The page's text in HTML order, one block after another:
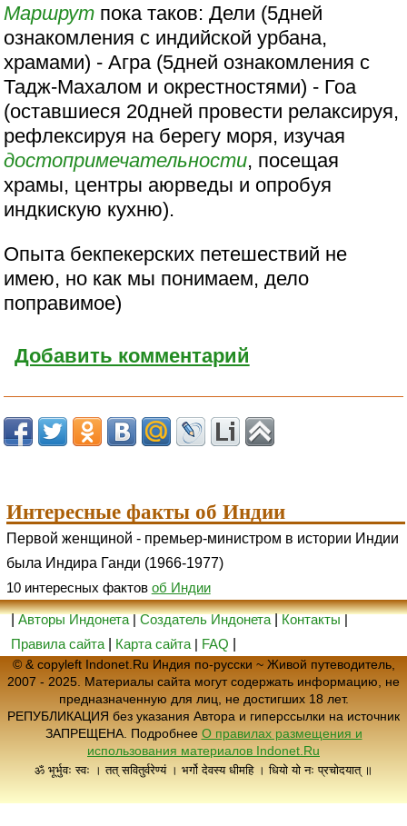
Маршрут пока таков: Дели (5дней
ознакомления с индийской урбана,
храмами) - Агра (5дней ознакомления с
Тадж-Махалом и окрестностями) - Гоа
(оставшиеся 20дней провести релаксируя,
рефлексируя на берегу моря, изучая
достопримечательности, посещая
храмы, центры аюрведы и опробуя
индкискую кухню).
Опыта бекпекерских петешествий не
имею, но как мы понимаем, дело
поправимое)
Добавить комментарий
Интересные факты об Индии
Первой женщиной - премьер-министром в истории Индии
была Индира Ганди (1966-1977)
10 интересных фактов об Индии
|Авторы Индонета|Создатель Индонета|Контакты|
Правила сайта
Карта сайта | FAQ
© & copyleft Indonet.Ru Индия по-русски ~ Живой путеводитель,
2007 - 2025. Материалы сайта могут содержать информацию, не
предназначенную для лиц, не достигших 18 лет.
РЕПУБЛИКАЦИЯ без указания Автора и гиперссылки на источник
ЗАПРЕЩЕНА. Подробнее О правилах размещения и
использования материалов Indonet.Ru
ॐ भूर्भुवः स्वः । तत् सवितुर्वरेण्यं । भर्गो देवस्य धीमहि । धियो यो नः प्रचोदयात् ॥